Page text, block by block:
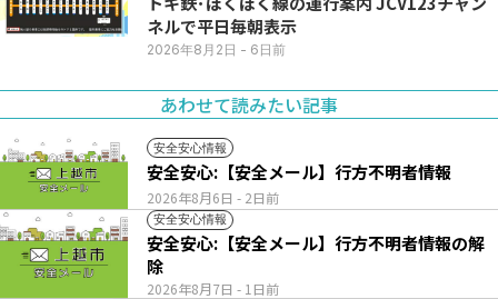
ネルで平日毎朝表示
2026年8月2日 - 6日前
あわせて読みたい記事
安全安心情報
2026年8月6日 - 2日前
安全安心:【安全メール】行方不明者情報
安全安心情報
2026年8月7日 - 1日前
安全安心:【安全メール】行方不明者情報の解
除